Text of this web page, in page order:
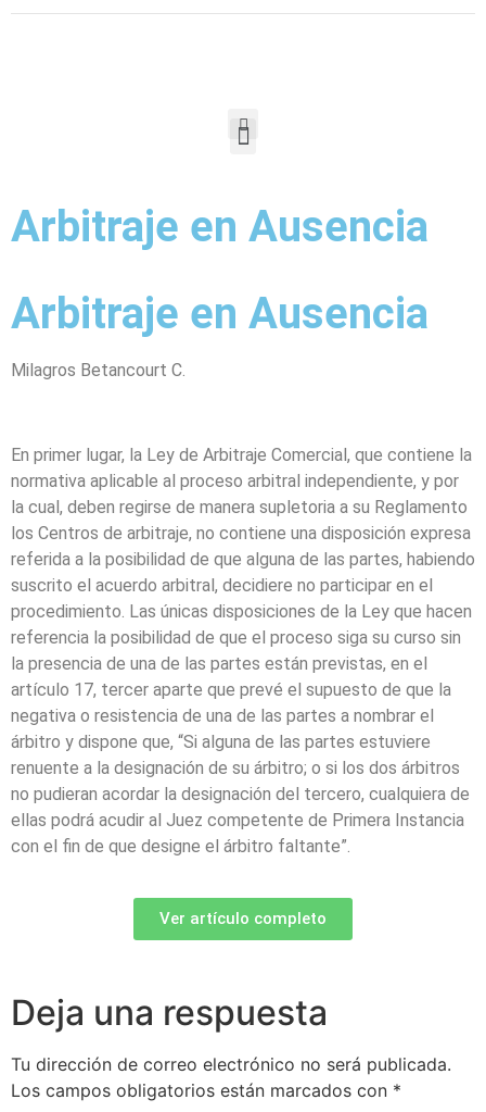
Arbitraje en Ausencia
Arbitraje en Ausencia
Milagros Betancourt C.
En primer lugar, la Ley de Arbitraje Comercial, que contiene la
normativa aplicable al proceso arbitral independiente, y por
la cual, deben regirse de manera supletoria a su Reglamento
los Centros de arbitraje, no contiene una disposición expresa
referida a la posibilidad de que alguna de las partes, habiendo
suscrito el acuerdo arbitral, decidiere no participar en el
procedimiento. Las únicas disposiciones de la Ley que hacen
referencia la posibilidad de que el proceso siga su curso sin
la presencia de una de las partes están previstas, en el
artículo 17, tercer aparte que prevé el supuesto de que la
negativa o resistencia de una de las partes a nombrar el
árbitro y dispone que, “Si alguna de las partes estuviere
renuente a la designación de su árbitro; o si los dos árbitros
no pudieran acordar la designación del tercero, cualquiera de
ellas podrá acudir al Juez competente de Primera Instancia
con el fin de que designe el árbitro faltante”.
Ver artículo completo
Deja una respuesta
Tu dirección de correo electrónico no será publicada.
Los campos obligatorios están marcados con *